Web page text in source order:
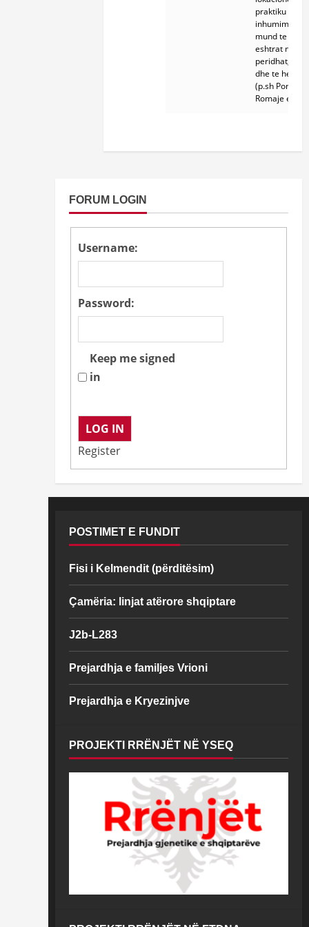
praktiku
inhumimin
mund te
eshtrat nga
peridhat, te
dhe te hekurit
(p.sh
Romaje etj.)
FORUM LOGIN
Username:
Password:
Keep me signed
in
LOG IN
Register
POSTIMET E FUNDIT
Fisi i Kelmendit (përditësim)
Çamëria: linjat atërore shqiptare
J2b-L283
Prejardhja e familjes Vrioni
Prejardhja e Kryezinjve
PROJEKTI RRËNJËT NË YSEQ